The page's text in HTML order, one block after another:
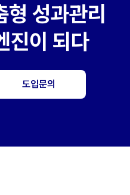
성과관리
진이 되다
도입문의